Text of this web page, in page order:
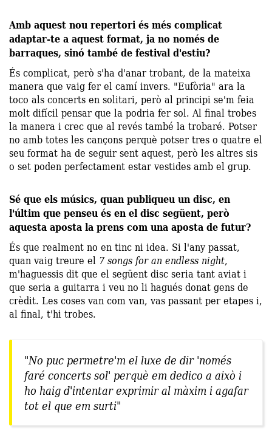
Amb aquest nou repertori és més complicat
adaptar-te a aquest format, ja no només de
barraques, sinó també de festival d'estiu?
És complicat, però s'ha d'anar trobant, de la mateixa
manera que vaig fer el camí invers. "Eufòria" ara la
toco als concerts en solitari, però al principi se'm feia
molt difícil pensar que la podria fer sol. Al final trobes
la manera i crec que al revés també la trobaré. Potser
no amb totes les cançons perquè potser tres o quatre el
seu format ha de seguir sent aquest, però les altres sis
o set poden perfectament estar vestides amb el grup.
Sé que els músics, quan publiqueu un disc, en
l'últim que penseu és en el disc següent, però
aquesta aposta la prens com una aposta de futur?
És que realment no en tinc ni idea. Si l'any passat,
quan vaig treure el 7 songs for an endless night,
m'haguessis dit que el següent disc seria tant aviat i
que seria a guitarra i veu no li hagués donat gens de
crèdit. Les coses van com van, vas passant per etapes i,
al final, t'hi trobes.
"No puc permetre'm el luxe de dir 'només
faré concerts sol' perquè em dedico a això i
ho haig d'intentar exprimir al màxim i agafar
tot el que em surti"